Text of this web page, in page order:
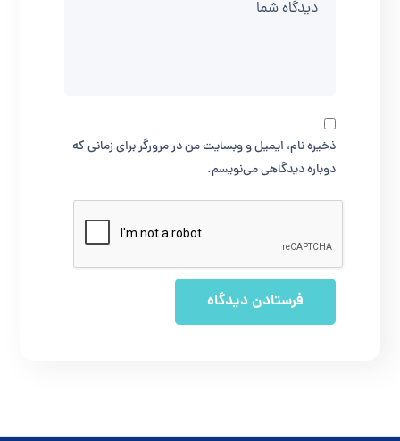
ذخیره نام، ایمیل و وبسایت من در مرورگر برای زمانی که
دوباره دیدگاهی می‌نویسم.